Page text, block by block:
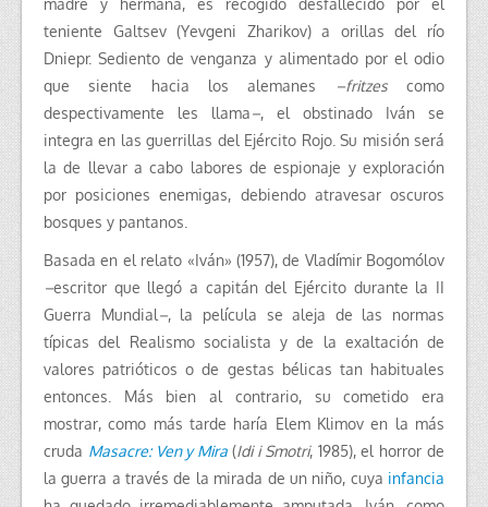
madre y hermana, es recogido desfallecido por el
teniente Galtsev (Yevgeni Zharikov) a orillas del río
Dniepr. Sediento de venganza y alimentado por el odio
que siente hacia los alemanes
–fritzescomo
despectivamente les llama–, el obstinado Iván se
integra en las guerrillas del Ejército Rojo. Su misión será
la de llevar a cabo labores de espionaje y exploración
por posiciones enemigas, debiendo atravesar oscuros
bosques y pantanos.
Basada en el relato «Iván» (1957), de Vladímir Bogomólov
–escritor que llegó a capitán del Ejército durante la II
Guerra Mundial–, la película se aleja de las normas
típicas del Realismo socialista y de la exaltación de
valores patrióticos o de gestas bélicas tan habituales
entonces. Más bien al contrario, su cometido era
mostrar, como más tarde haría Elem Klimov en la más
cruda Masacre: Ven y Mira(Idi i Smotri, 1985), el horror de
la guerra a través de la mirada de un niño, cuya infancia